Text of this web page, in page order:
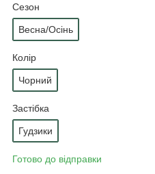
Сезон
Весна/Осінь
Колір
Чорний
Застібка
Гудзики
Готово до відправки